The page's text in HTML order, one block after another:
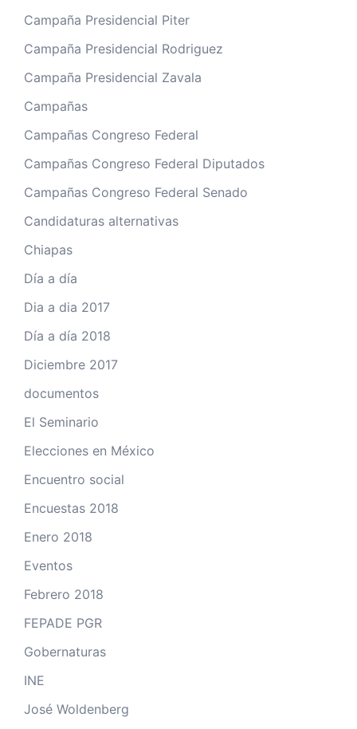
Campaña Presidencial Piter
Campaña Presidencial Rodriguez
Campaña Presidencial Zavala
Campañas
Campañas Congreso Federal
Campañas Congreso Federal Diputados
Campañas Congreso Federal Senado
Candidaturas alternativas
Chiapas
Día a día
Dia a dia 2017
Día a día 2018
Diciembre 2017
documentos
El Seminario
Elecciones en México
Encuentro social
Encuestas 2018
Enero 2018
Eventos
Febrero 2018
FEPADE PGR
Gobernaturas
INE
José Woldenberg